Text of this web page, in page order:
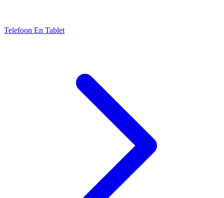
Telefoon En Tablet